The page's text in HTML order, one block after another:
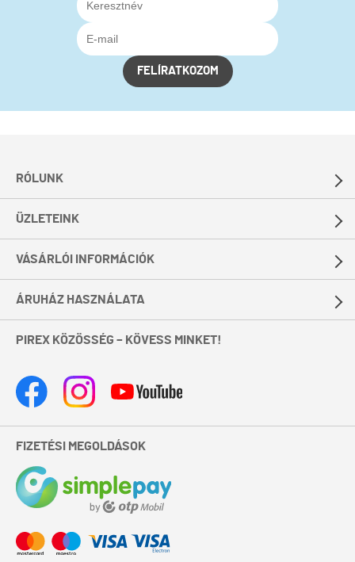
FELÍRATKOZOM
RÓLUNK
ÜZLETEINK
VÁSÁRLÓI INFORMÁCIÓK
ÁRUHÁZ HASZNÁLATA
PIREX KÖZÖSSÉG – KÖVESS MINKET!
FIZETÉSI MEGOLDÁSOK